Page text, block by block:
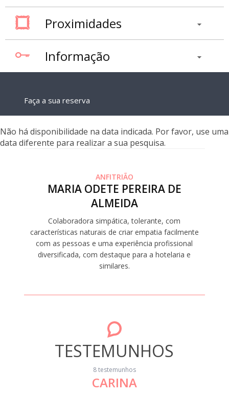
Proximidades
Informação
Faça a sua reserva
Não há disponibilidade na data indicada. Por favor, use uma
data diferente para realizar a sua pesquisa.
ANFITRIÃO
MARIA ODETE PEREIRA DE
ALMEIDA
Colaboradora simpática, tolerante, com
características naturais de criar empatia facilmente
com as pessoas e uma experiência profissional
diversificada, com destaque para a hotelaria e
similares.
TESTEMUNHOS
8 testemunhos
CARINA